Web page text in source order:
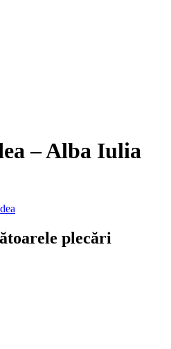
–Alba Iulia
plecări